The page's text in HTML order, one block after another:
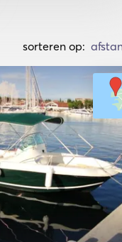
sorteren op: